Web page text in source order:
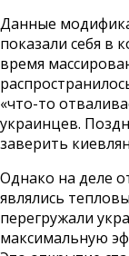
Данные
показали себя в
время
«что-то
украинцев.
заверить
Однако на деле
являлись
перегружали
максимальную